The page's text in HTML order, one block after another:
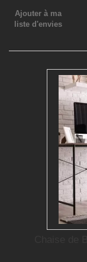
Ajouter à ma
liste d'envies